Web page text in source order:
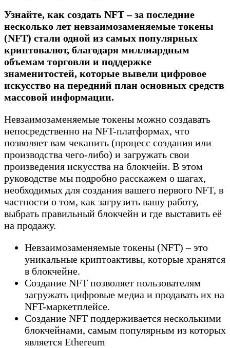
Узнайте, как создать NFT – за последние
несколько лет невзаимозаменяемые токены
(NFT) стали одной из самых популярных
криптовалют, благодаря миллиардным
объемам торговли и поддержке
знаменитостей, которые вывели цифровое
искусство на передний план основных средств
массовой информации.
Невзаимозаменяемые токены можно создавать
непосредственно на NFT-платформах, что
позволяет вам чеканить (процесс создания или
производства чего-либо) и загружать свои
произведения искусства на блокчейн. В этом
руководстве мы подробно расскажем о шагах,
необходимых для создания вашего первого NFT, в
частности о том, как загрузить вашу работу,
выбрать правильный блокчейн и где выставить её
на продажу.
Невзаимозаменяемые токены (NFT) – это
уникальные криптоактивы, которые хранятся
в блокчейне.
Создание NFT позволяет пользователям
загружать цифровые медиа и продавать их на
NFT-маркетплейсе.
Создание NFT поддерживается несколькими
блокчейнами, самым популярным из которых
является Ethereum